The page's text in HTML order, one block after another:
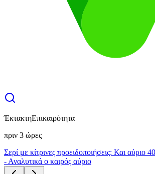
ΈκτακτηΕπικαιρότητα
πριν 3 ώρες
Σερί με κίτρινες προειδοποιήσεις: Και αύριο
- Αναλυτικά ο καιρός αύριο